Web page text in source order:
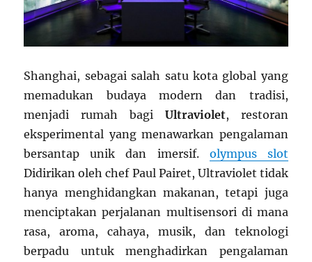
Shanghai, sebagai salah satu kota global yang
memadukan budaya modern dan tradisi,
menjadi rumah bagi Ultraviolet, restoran
eksperimental yang menawarkan pengalaman
bersantap unik dan imersif. olympus slot
Didirikan oleh chef Paul Pairet, Ultraviolet tidak
hanya menghidangkan makanan, tetapi juga
menciptakan perjalanan multisensori di mana
rasa, aroma, cahaya, musik, dan teknologi
berpadu untuk menghadirkan pengalaman